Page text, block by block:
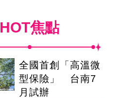
HOT焦點
全國首創「高溫微
型保險」 台南7
月試辦